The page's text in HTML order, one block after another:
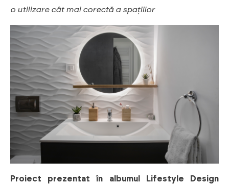
o utilizare cât mai corectă a spațiilor
Proiect prezentat în albumul Lifestyle Design